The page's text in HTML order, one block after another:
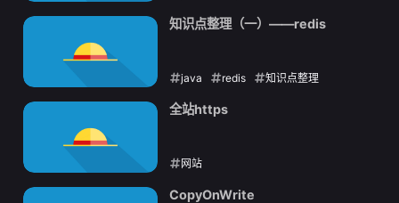
2021-09-06
知识点整理（一）——redis
java redis 知识点整理
2021-09-06
全站https
网站
2021-09-05
CopyOnWrite